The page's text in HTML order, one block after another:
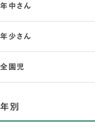
年中さん
年少さん
全園児
年別